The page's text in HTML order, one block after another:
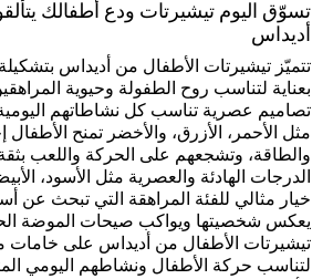
تسوّق اليوم تيشيرتات ودع أطفالك
أديداس
تتميّز تيشيرتات الأطفال من أديداس
بعناية لتناسب روح الطفولة وحيوية
تصاميم عصرية تناسب كل نشاطاتهم اليومية.
مثل الأحمر، الأزرق، والأخضر تمنح الأطفال
والطاقة، وتشجعهم على الحركة واللعب
الدرجات الهادئة والعصرية مثل الأسود،
خيار مثالي للفئة المراهقة التي تبحث عن
يعكس شخصيتها ويواكب صيحات الموضة
تيشيرتات الأطفال من أديداس على خامات
لتناسب حركة الأطفال ونشاطهم اليومي